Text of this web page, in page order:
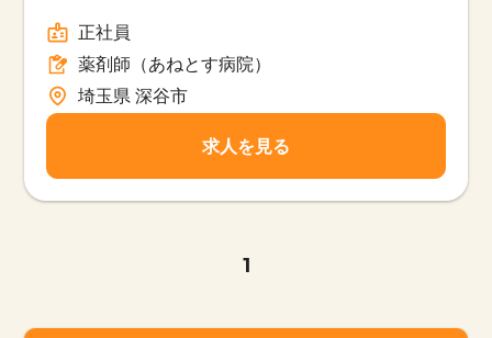
正社員
薬剤師（あねとす病院）
埼玉県 深谷市
求人を見る
1